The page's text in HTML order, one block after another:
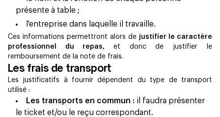
présente à table ;
l'entreprise dans laquelle il travaille.
Ces informations permettront alors de justifier le caractère
professionnel du repas,et donc de justifier le
remboursement de la note de frais.
Les frais de transport
Les justificatifs à fournir dépendent du type de transport
utilisé :
Les transports en commun : il faudra présenter
le ticket et/ou le reçu correspondant.